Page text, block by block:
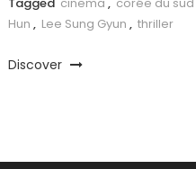
Hun , Lee Sung Gyun , thriller
Discover